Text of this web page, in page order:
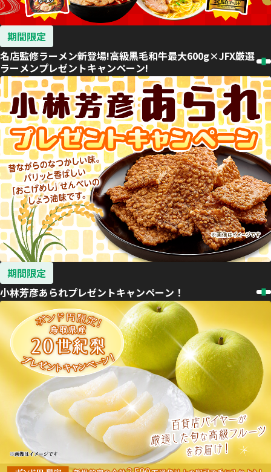
期間限定
名店監修ラーメン新登場!高級黒毛和牛最大600g×JFX厳選
ラーメンプレゼントキャンペーン!
期間限定
小林芳彦あられプレゼントキャンペーン！